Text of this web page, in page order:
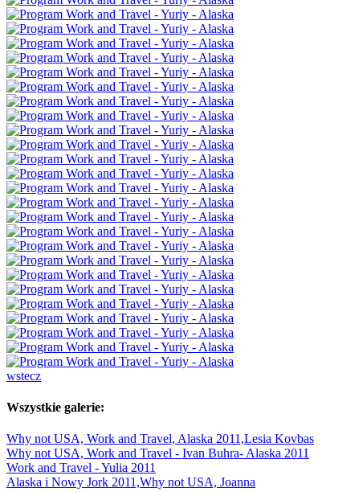
wstecz
Wszystkie galerie:
Why not USA, Work and Travel, Alaska 2011,Lesia Kovbas
Why not USA, Work and Travel - Ivan Buhra- Alaska 2011
Work and Travel - Yulia 2011
Alaska i Nowy Jork 2011,Why not USA, Joanna